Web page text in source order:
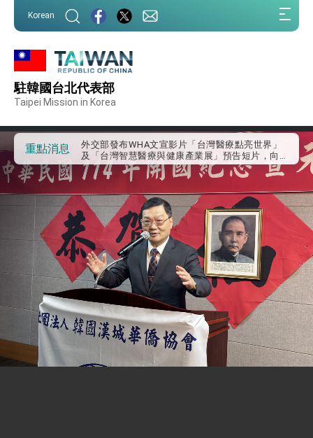
Korean
駐韓國台北代表部
Taipei Mission in Korea
重點消息
外交部重要言論
我國政府將在美國亞利桑納州設立「駐鳳凰城辦
事處」，進一步深化台美交流合作
經驗為亞太醫療照護發展開創新里程碑
外交部發布WHA文宣影片「台灣醫療點亮世界」
及「台灣智慧醫療與健康產業展」預告短片，向
世界展現台灣守護全球健康的創新能量
總統出訪史瓦帝尼返國談話 強調臺灣人有權利
走向世界 盼與理念相近國家共同維護國際秩序
堅定走向世界 賴總統抵達史瓦帝尼王國進行國是
訪問
總統與五院院長新春茶敘 盼化分歧為團結、為
國家邁出合作第一步
總統農曆春節談話
台美貿易協議完成簽署達成6大目標、創5大歷史
性突破 總統強調將以3大面向加速臺灣經濟轉型
升級 籲請立院全力支持並盡速通過
臺美簽署「對等貿易協定」確立對等關稅15%且不
疊加 我輸美2072項產品豁免對等關稅
總統接受「法新社」（AFP）專訪內容
外交部長林佳龍於《外交事務》撰文指出：自由